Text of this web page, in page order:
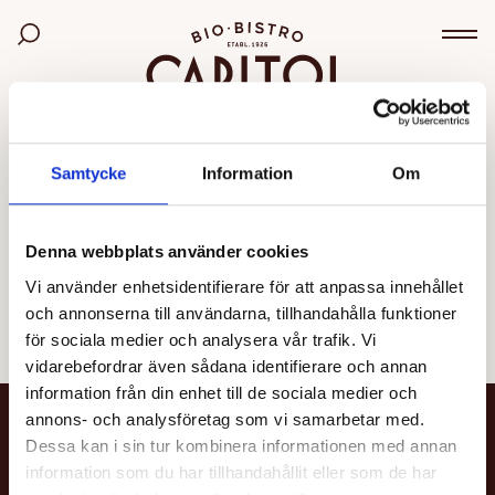
Samtycke Information Om
Denna webbplats använder cookies
Vi använder enhetsidentifierare för att anpassa innehållet
och annonserna till användarna, tillhandahålla funktioner
för sociala medier och analysera vår trafik. Vi
vidarebefordrar även sådana identifierare och annan
information från din enhet till de sociala medier och
annons- och analysföretag som vi samarbetar med.
Dessa kan i sin tur kombinera informationen med annan
information som du har tillhandahållit eller som de har
Bio Capitol
Sök bland filmer
OGILTIG VISNING
längre att boka.
Se alla filmer
NYHETSBREV